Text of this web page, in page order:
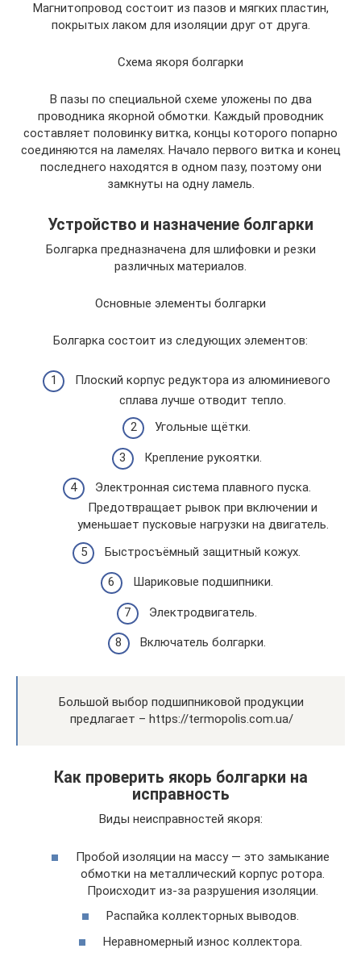
Магнитопровод состоит из пазов и мягких пластин,
покрытых лаком для изоляции друг от друга.
Схема якоря болгарки
В пазы по специальной схеме уложены по два
проводника якорной обмотки. Каждый проводник
составляет половинку витка, концы которого попарно
соединяются на ламелях. Начало первого витка и конец
последнего находятся в одном пазу, поэтому они
замкнуты на одну ламель.
Устройство и назначение болгарки
Болгарка предназначена для шлифовки и резки
различных материалов.
Основные элементы болгарки
Болгарка состоит из следующих элементов:
Плоский корпус редуктора из алюминиевого
сплава лучше отводит тепло.
Угольные щётки.
Крепление рукоятки.
Электронная система плавного пуска.
Предотвращает рывок при включении и
уменьшает пусковые нагрузки на двигатель.
Быстросъёмный защитный кожух.
Шариковые подшипники.
Электродвигатель.
Включатель болгарки.
Большой выбор подшипниковой продукции
предлагает – https://termopolis.com.ua/
Как проверить якорь болгарки на
исправность
Виды неисправностей якоря:
Пробой изоляции на массу — это замыкание
обмотки на металлический корпус ротора.
Происходит из-за разрушения изоляции.
Распайка коллекторных выводов.
Неравномерный износ коллектора.